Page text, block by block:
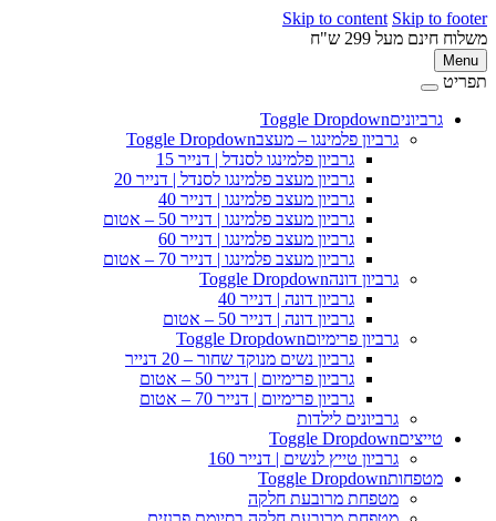
Skip to content Skip to
מעל 299 ש"ח
גרביוניםToggle Dropdown
גרביון פלמינגו – מעצבToggle Dropdown
גרביון פלמינגו לסנדל | דנייר 15
גרביון מעצב פלמינגו לסנדל | דנייר 20
גרביון מעצב פלמינגו | דנייר 40
גרביון מעצב פלמינגו | דנייר 50 – אטום
גרביון מעצב פלמינגו | דנייר 60
גרביון מעצב פלמינגו | דנייר 70 – אטום
גרביון דונהToggle Dropdown
גרביון דונה | דנייר 40
גרביון דונה | דנייר 50 – אטום
גרביון פרימיוםToggle Dropdown
גרביון נשים מנוקד שחור – 20 דנייר
גרביון פרימיום | דנייר 50 – אטום
גרביון פרימיום | דנייר 70 – אטום
גרביונים לילדות
טייצים Toggle Dropdown
גרביון טייץ לנשים | דנייר 160
מטפחותToggle Dropdown
מטפחת מרובעת חלקה